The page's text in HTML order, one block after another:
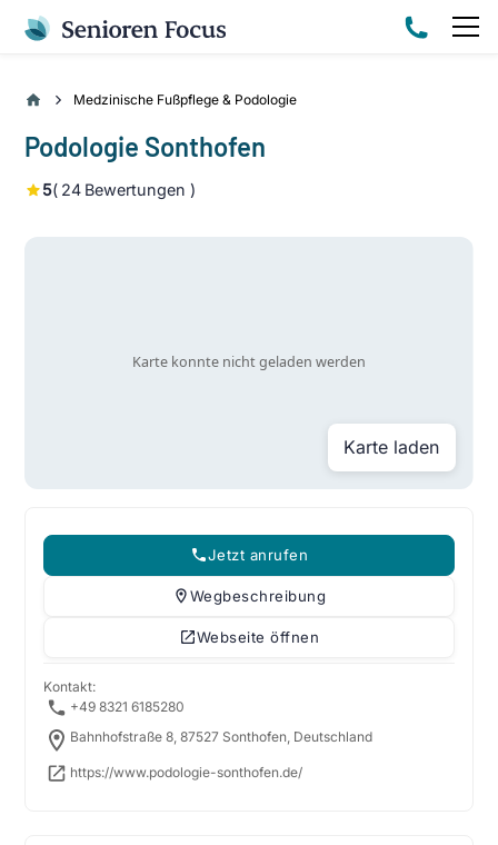
Medzinische Fußpflege & Podologie
Podologie Sonthofen
5( 24 Bewertungen )
Karte laden
Jetzt anrufen
Wegbeschreibung
Webseite öffnen
Kontakt:
+49 8321 6185280
Bahnhofstraße 8, 87527 Sonthofen, Deutschland
https://www.podologie-sonthofen.de/